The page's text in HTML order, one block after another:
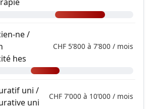
ne /
hes
CHF 5’800 à 7’800 / mois
uni /
uni
CHF 7’000 à 10’000 / mois